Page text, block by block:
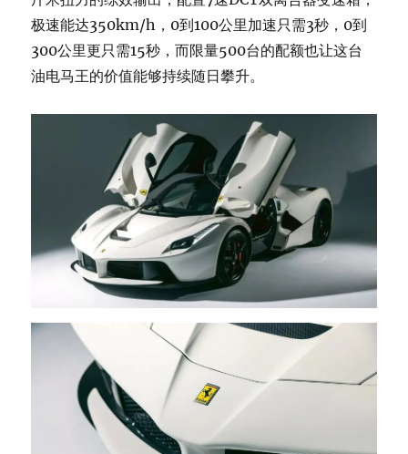
极速能达350km/h，0到100公里加速只需3秒，0到
300公里更只需15秒，而限量500台的配额也让这台
油电马王的价值能够持续随日攀升。